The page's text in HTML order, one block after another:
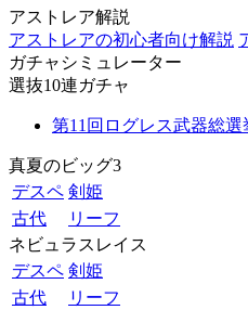
アストレア解説
アストレアの初心者向け解説
ガチャシミュレーター
選抜10連ガチャ
第11回ログレス武器総選
真夏のビッグ3
デスペ 剣姫
古代
リーフ
ネビュラスレイス
デスペ 剣姫
古代
リーフ